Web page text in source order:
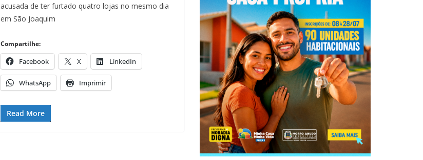
acusada de ter furtado quatro lojas no mesmo dia
em São Joaquim
Compartilhe:
Facebook X LinkedIn
WhatsApp Imprimir
Read More